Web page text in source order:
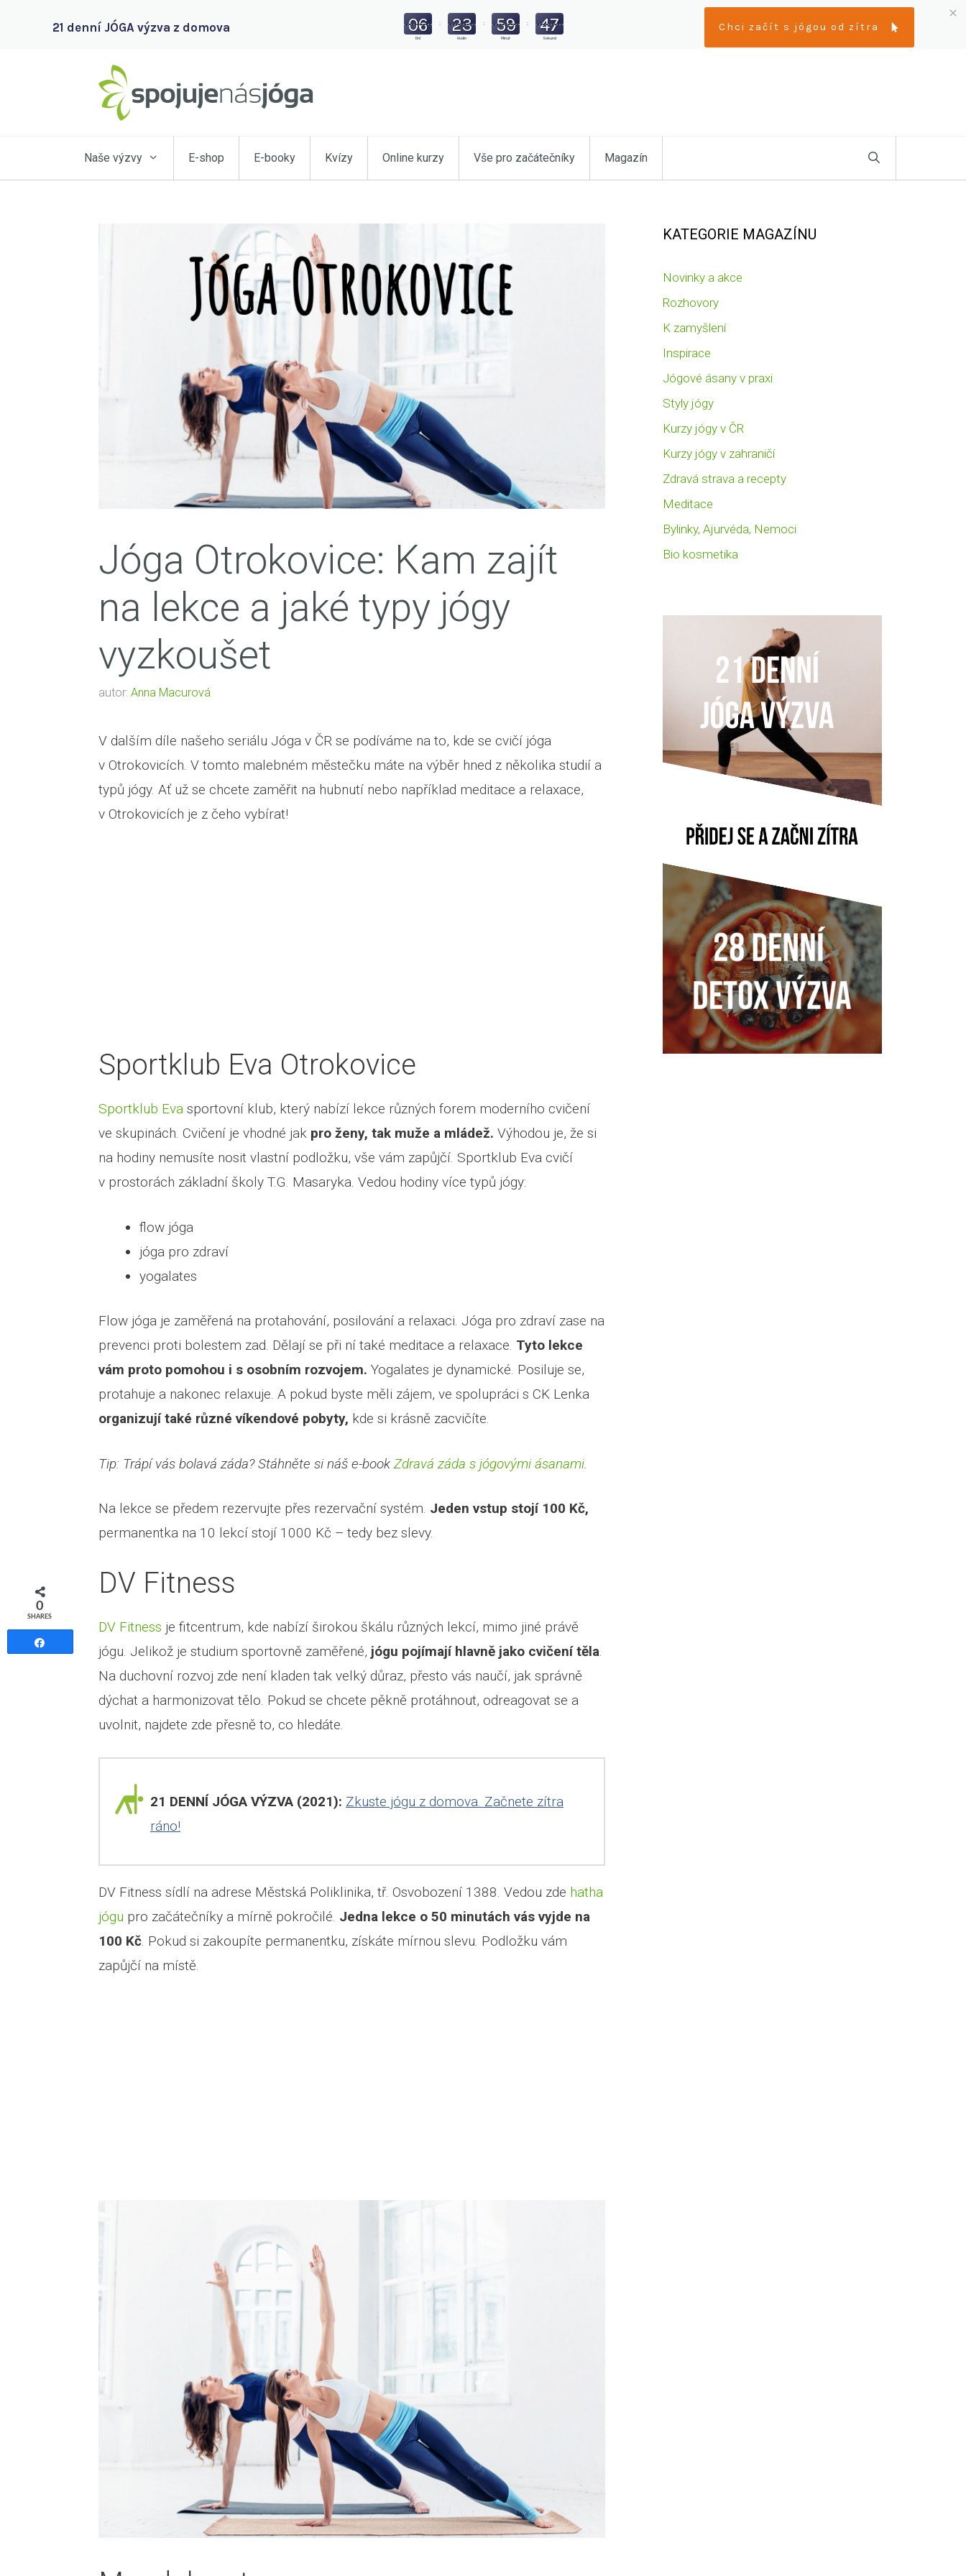
Naše výzvy E-shop E-booky Kvízy Online kurzy Vše pro začátečníky Magazín
Jóga Otrokovice: Kam zajít
na lekce a jaké typy jógy
vyzkoušet
autor: Anna Macurová
V dalším díle našeho seriálu Jóga v ČR se podíváme na to, kde se cvičí jóga
v Otrokovicích. V tomto malebném městečku máte na výběr hned z několika studií a
typů jógy. Ať už se chcete zaměřit na hubnutí nebo například meditace a relaxace,
v Otrokovicích je z čeho vybírat!
Sportklub Eva Otrokovice
Sportklub Eva sportovní klub, který nabízí lekce různých forem moderního cvičení
ve skupinách. Cvičení je vhodné jak pro ženy, tak muže a mládež. Výhodou je, že si
na hodiny nemusíte nosit vlastní podložku, vše vám zapůjčí. Sportklub Eva cvičí
v prostorách základní školy T.G. Masaryka. Vedou hodiny více typů jógy:
flow jóga
jóga pro zdraví
yogalates
Flow jóga je zaměřená na protahování, posilování a relaxaci. Jóga pro zdraví zase na
prevenci proti bolestem zad. Dělají se při ní také meditace a relaxace. Tyto lekce
vám proto pomohou i s osobním rozvojem. Yogalates je dynamické. Posiluje se,
protahuje a nakonec relaxuje. A pokud byste měli zájem, ve spolupráci s CK Lenka
organizují také různé víkendové pobyty, kde si krásně zacvičíte.
Tip: Trápí vás bolavá záda? Stáhněte si náš e-book Zdravá záda s jógovými ásanami.
Na lekce se předem rezervujte přes rezervační systém. Jeden vstup stojí 100 Kč,
permanentka na 10 lekcí stojí 1000 Kč – tedy bez slevy.
DV Fitness
DV Fitness je fitcentrum, kde nabízí širokou škálu různých lekcí, mimo jiné právě
jógu. Jelikož je studium sportovně zaměřené, jógu pojímají hlavně jako cvičení těla.
Na duchovní rozvoj zde není kladen tak velký důraz, přesto vás naučí, jak správně
dýchat a harmonizovat tělo. Pokud se chcete pěkně protáhnout, odreagovat se a
uvolnit, najdete zde přesně to, co hledáte.
21 DENNÍ JÓGA VÝZVA (2021): Zkuste jógu z domova. Začnete zítra
ráno!
DV Fitness sídlí na adrese Městská Poliklinika, tř. Osvobození 1388. Vedou zde hatha
jógu pro začátečníky a mírně pokročilé. Jedna lekce o 50 minutách vás vyjde na
100 Kč. Pokud si zakoupíte permanentku, získáte mírnou slevu. Podložku vám
zapůjčí na místě.
KATEGORIE MAGAZÍNU
Novinky a akce
Rozhovory
K zamyšlení
Inspirace
Jógové ásany v praxi
Styly jógy
Kurzy jógy v ČR
Kurzy jógy v zahraničí
Zdravá strava a recepty
Meditace
Bylinky, Ajurvéda, Nemoci
Bio kosmetika
0
SHARES
21 denní JÓGA výzva z domova 06
Dní
: 23
Hodin
: 59
Minut
: 46
Sekund
Chci začít s jógou od zítra